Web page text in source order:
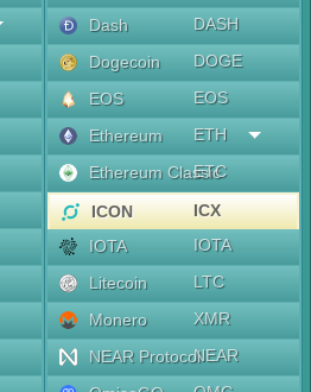
Dash
DASH
Dogecoin
DOGE
EOS
EOS
Ethereum
ETH
Ethereum Classic
ETC
ICON
ICX
IOTA
IOTA
Litecoin
LTC
Monero
XMR
NEAR ProtocolNEAR